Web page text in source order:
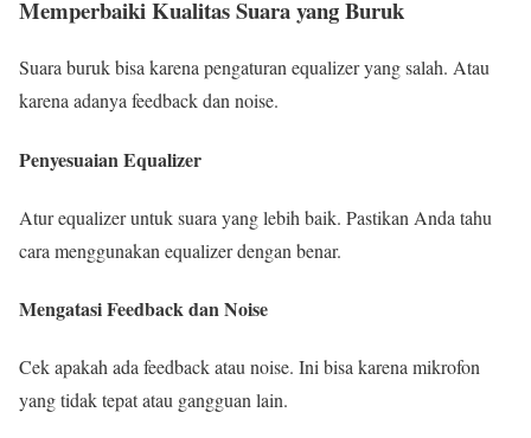
Memperbaiki Kualitas Suara yang Buruk
Suara buruk bisa karena pengaturan equalizer yang salah. Atau
karena adanya feedback dan noise.
Penyesuaian Equalizer
Atur equalizer untuk suara yang lebih baik. Pastikan Anda tahu
cara menggunakan equalizer dengan benar.
Mengatasi Feedback dan Noise
Cek apakah ada feedback atau noise. Ini bisa karena mikrofon
yang tidak tepat atau gangguan lain.